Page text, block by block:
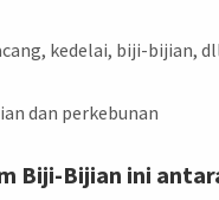
kedelai, biji-bijian,
dan perkebunan
Biji-Bijian ini